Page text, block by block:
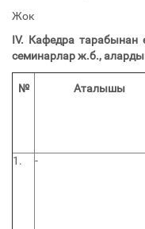
Жок
IV. Кафедра тарабынан
семинарлар ж.б.,
№ Аталышы
1.
-